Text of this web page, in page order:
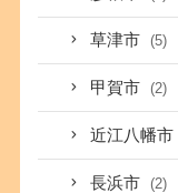
草津市 (5)
甲賀市 (2)
近江八幡市
長浜市 (2)